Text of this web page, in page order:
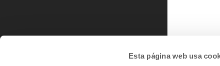
Esta página web usa